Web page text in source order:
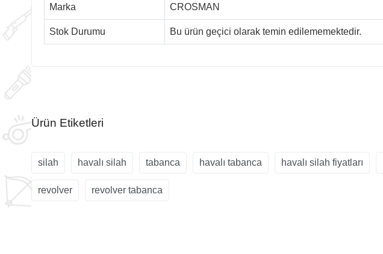
Marka CROSMAN
Stok Durumu Bu ürün geçici olarak temin edilememektedir.
Ürün Etiketleri
silah havalı silah tabanca havalı tabanca havalı silah fiyatları
revolver revolver tabanca